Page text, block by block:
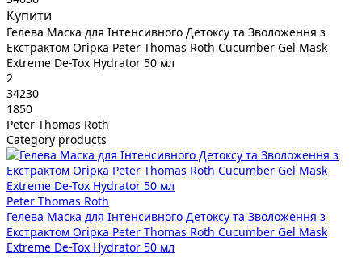
Купити
Гелева Маска для Інтенсивного Детоксу та Зволоження з
Екстрактом Огірка Peter Thomas Roth Cucumber Gel Mask
Extreme De-Tox Hydrator 50 мл
2
34230
1850
Peter Thomas Roth
Category products
Peter Thomas Roth
Гелева Маска для Інтенсивного Детоксу та Зволоження з
Екстрактом Огірка Peter Thomas Roth Cucumber Gel Mask
Extreme De-Tox Hydrator 50 мл